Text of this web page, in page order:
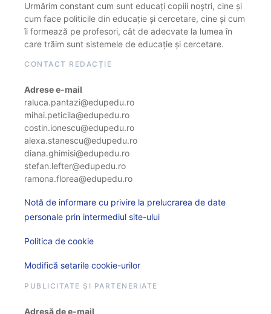
Urmărim constant cum sunt educați copiii noștri, cine și
cum face politicile din educație și cercetare, cine și cum
îi formează pe profesori, cât de adecvate la lumea în
care trăim sunt sistemele de educație și cercetare.
CONTACT REDACȚIE
Adrese e-mail
raluca.pantazi@edupedu.ro
mihai.peticila@edupedu.ro
costin.ionescu@edupedu.ro
alexa.stanescu@edupedu.ro
diana.ghimisi@edupedu.ro
stefan.lefter@edupedu.ro
ramona.florea@edupedu.ro
Notă de informare cu privire la prelucrarea de date
personale prin intermediul site-ului
Politica de cookie
Modifică setarile cookie-urilor
PUBLICITATE ȘI PARTENERIATE
Adresă de e-mail